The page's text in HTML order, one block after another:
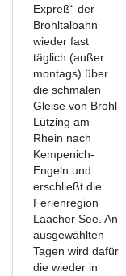
Expreß“ der
Brohltalbahn
wieder fast
täglich (außer
montags) über
die schmalen
Gleise von Brohl-
Lützing am
Rhein nach
Kempenich-
Engeln und
erschließt die
Ferienregion
Laacher See. An
ausgewählten
Tagen wird dafür
die wieder in